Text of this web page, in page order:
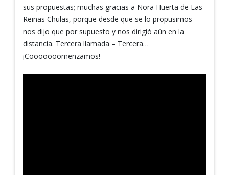
sus propuestas; muchas gracias a Nora Huerta de Las
Reinas Chulas, porque desde que se lo propusimos
nos dijo que por supuesto y nos dirigió aún en la
distancia. Tercera llamada – Tercera…
¡Cooooooomenzamos!